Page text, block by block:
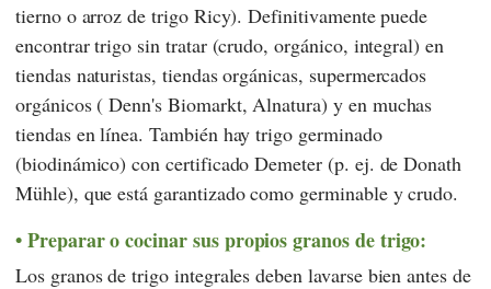
tierno o arroz de trigo Ricy). Definitivamente puede
encontrar trigo sin tratar (crudo, orgánico, integral) en
tiendas naturistas, tiendas orgánicas, supermercados
orgánicos (Denn's Biomarkt, Alnatura) y en muchas
tiendas en línea. También hay trigo germinado
(biodinámico) con certificadoDemeter (p. ej. deDonath
Mühle), que está garantizado como germinable y crudo.
Preparar o cocinar sus propios granos de trigo:
Los granos de trigo integrales deben lavarse bien antes de